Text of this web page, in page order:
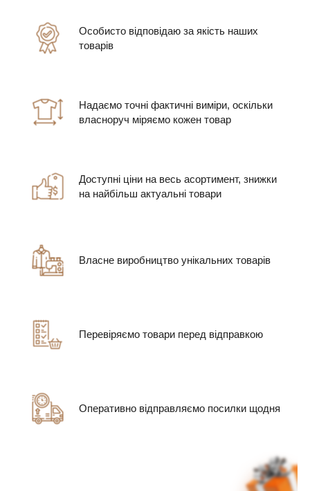
Особисто відповідаю за якість наших
товарів
Надаємо точні фактичні виміри, оскільки
власноруч міряємо кожен товар
Доступні ціни на весь асортимент, знижки
на найбільш актуальні товари
Власне виробництво унікальних товарів
Перевіряємо товари перед відправкою
Оперативно відправляємо посилки щодня